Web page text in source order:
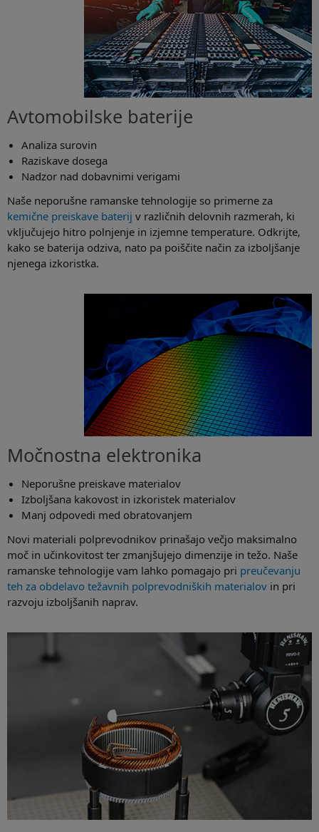
Avtomobilske baterije
Analiza surovin
Raziskave dosega
Nadzor nad dobavnimi verigami
Naše neporušne ramanske tehnologije so primerne za
kemične preiskave baterij v različnih delovnih razmerah, ki
vključujejo hitro polnjenje in izjemne temperature. Odkrijte,
kako se baterija odziva, nato pa poiščite način za izboljšanje
njenega izkoristka.
Močnostna elektronika
Neporušne preiskave materialov
Izboljšana kakovost in izkoristek materialov
Manj odpovedi med obratovanjem
Novi materiali polprevodnikov prinašajo večjo maksimalno
moč in učinkovitost ter zmanjšujejo dimenzije in težo. Naše
ramanske tehnologije vam lahko pomagajo pri preučevanju
teh za obdelavo težavnih polprevodniških materialov in pri
razvoju izboljšanih naprav.